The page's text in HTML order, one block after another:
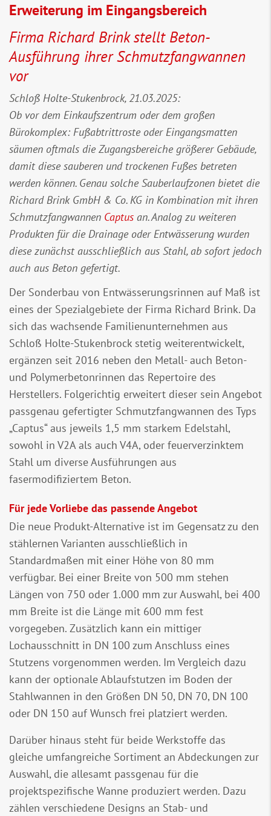
Erweiterung im Eingangsbereich
Firma Richard Brink stellt Beton-
Ausführung ihrer Schmutzfangwannen
vor
Schloß Holte-Stukenbrock, 21.03.2025:
Ob vor dem Einkaufszentrum oder dem großen
Bürokomplex: Fußabtrittroste oder Eingangsmatten
säumen oftmals die Zugangsbereiche größerer Gebäude,
damit diese sauberen und trockenen Fußes betreten
werden können. Genau solche Sauberlaufzonen bietet die
Richard Brink GmbH & Co. KG in Kombination mit ihren
Schmutzfangwannen Captus an. Analog zu weiteren
Produkten für die Drainage oder Entwässerung wurden
diese zunächst ausschließlich aus Stahl, ab sofort jedoch
auch aus Beton gefertigt.
Der Sonderbau von Entwässerungsrinnen auf Maß ist
eines der Spezialgebiete der Firma Richard Brink. Da
sich das wachsende Familienunternehmen aus
Schloß Holte-Stukenbrock stetig weiterentwickelt,
ergänzen seit 2016 neben den Metall- auch Beton-
und Polymerbetonrinnen das Repertoire des
Herstellers. Folgerichtig erweitert dieser sein Angebot
passgenau gefertigter Schmutzfangwannen des Typs
„Captus“ aus jeweils 1,5 mm starkem Edelstahl,
sowohl in V2A als auch V4A, oder feuerverzinktem
Stahl um diverse Ausführungen aus
fasermodifiziertem Beton.
Für jede Vorliebe das passende Angebot
Die neue Produkt-Alternative ist im Gegensatz zu den
stählernen Varianten ausschließlich in
Standardmaßen mit einer Höhe von 80 mm
verfügbar. Bei einer Breite von 500 mm stehen
Längen von 750 oder 1.000 mm zur Auswahl, bei 400
mm Breite ist die Länge mit 600 mm fest
vorgegeben. Zusätzlich kann ein mittiger
Lochausschnitt in DN 100 zum Anschluss eines
Stutzens vorgenommen werden. Im Vergleich dazu
kann der optionale Ablaufstutzen im Boden der
Stahlwannen in den Größen DN 50, DN 70, DN 100
oder DN 150 auf Wunsch frei platziert werden.
Darüber hinaus steht für beide Werkstoffe das
gleiche umfangreiche Sortiment an Abdeckungen zur
Auswahl, die allesamt passgenau für die
projektspezifische Wanne produziert werden. Dazu
zählen verschiedene Designs an Stab- und